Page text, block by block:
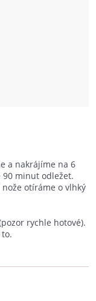
a nakrájíme na 6
90 minut odležet.
otíráme o vlhký
rychle hotové).